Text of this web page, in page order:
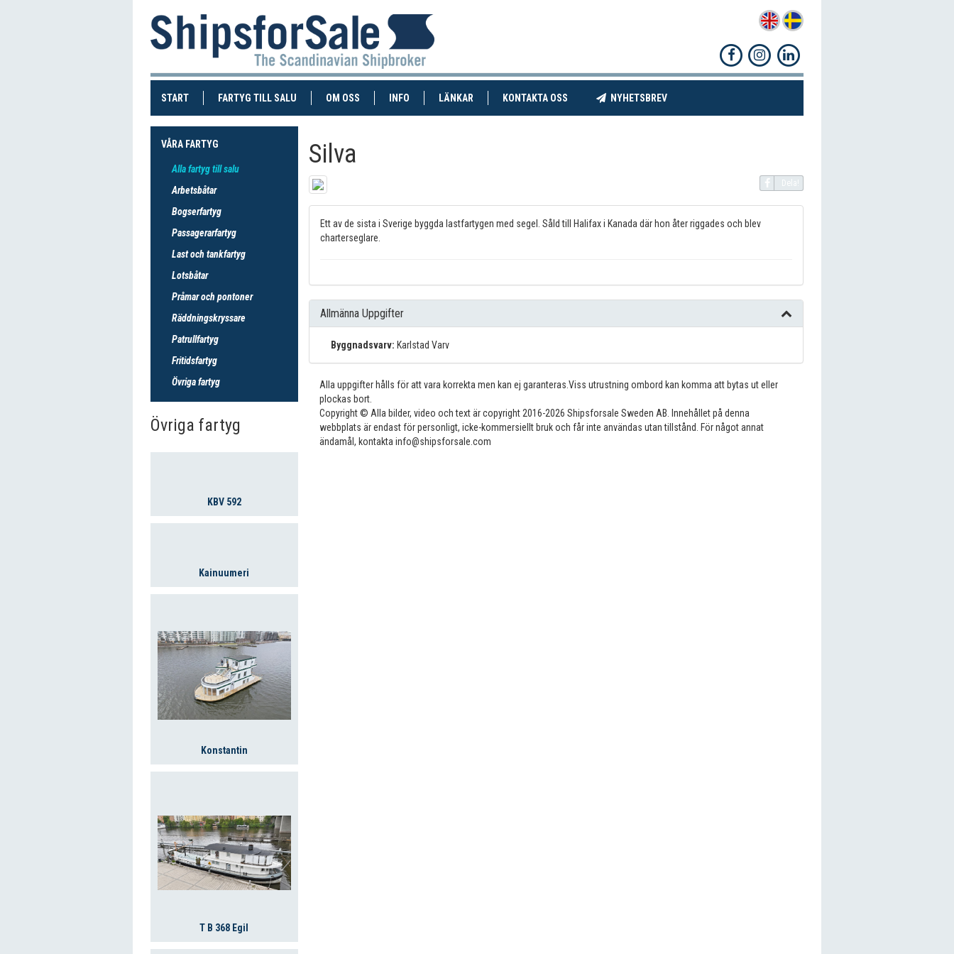
START(CURRENT)FARTYG TILL SALU (CURRENT)OM OSS INFO LÄNKAR KONTAKTA OSS (CURRENT)NYHETSBREV(CURRENT)
VÅRA FARTYG
Alla fartyg till salu
Arbetsbåtar
Bogserfartyg
Passagerarfartyg
Last och tankfartyg
Lotsbåtar
Pråmar och pontoner
Räddningskryssare
Patrullfartyg
Fritidsfartyg
Övriga fartyg
Övriga fartyg
KBV 592
Kainuumeri
Konstantin
T B 368 Egil
Silva
Dela!
Ett av de sista i Sverige byggda lastfartygen med segel. Såld till Halifax i Kanada där hon åter riggades och blev
charterseglare.
Allmänna Uppgifter
Byggnadsvarv: Karlstad Varv
Alla uppgifter hålls för att vara korrekta men kan ej garanteras.Viss utrustning ombord kan komma att bytas ut eller
plockas bort.
Copyright © Alla bilder, video och text är copyright 2016-2026 Shipsforsale Sweden AB. Innehållet på denna
webbplats är endast för personligt, icke-kommersiellt bruk och får inte användas utan tillstånd. För något annat
ändamål, kontakta info@shipsforsale.com